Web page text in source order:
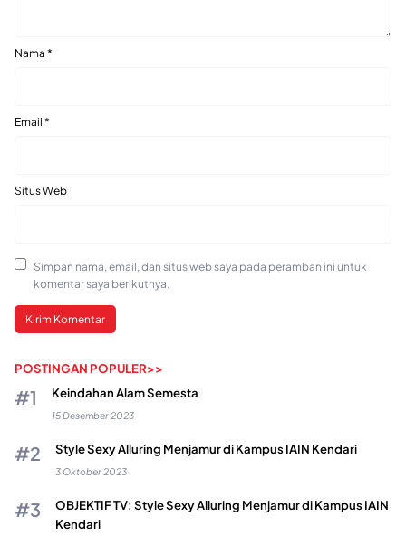
Nama *
Email *
Situs Web
Simpan nama, email, dan situs web saya pada peramban ini untuk
komentar saya berikutnya.
POSTINGAN POPULER>>
Keindahan Alam Semesta
15 Desember 2023
Style Sexy Alluring Menjamur di Kampus IAIN Kendari
3 Oktober 2023
OBJEKTIF TV: Style Sexy Alluring Menjamur di Kampus IAIN
Kendari